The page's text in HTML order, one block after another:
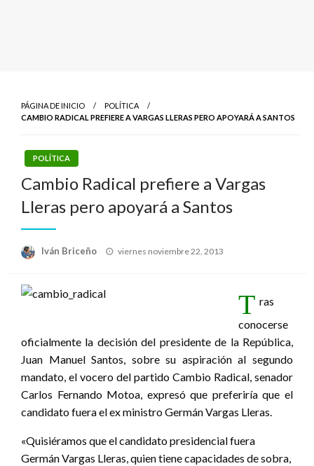
PÁGINA DE INICIO
POLÍTICA
CAMBIO RADICAL PREFIERE A VARGAS LLERAS PERO APOYARÁ A SANTOS
POLÍTICA
Cambio Radical prefiere a Vargas
Lleras pero apoyará a Santos
Iván Briceño
Publicado
viernes noviembre 22, 2013
T ras
conocerse
oficialmente la decisión del presidente de la República,
Juan Manuel Santos, sobre su aspiración al segundo
mandato, el vocero del partido Cambio Radical, senador
Carlos Fernando Motoa, expresó que preferiría que el
candidato fuera el ex ministro Germán Vargas Lleras.
«Quisiéramos que el candidato presidencial fuera
Germán Vargas Lleras, quien tiene capacidades de sobra,